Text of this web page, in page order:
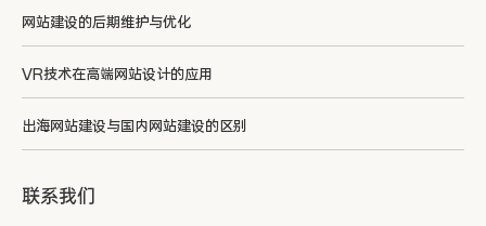
网站建设的后期维护与优化
VR技术在高端网站设计的应用
出海网站建设与国内网站建设的区别
联系我们